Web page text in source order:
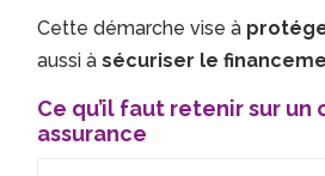
Cette démarche vise à
aussi àsécuriser le
Ce qu’il faut retenir sur un
assurance